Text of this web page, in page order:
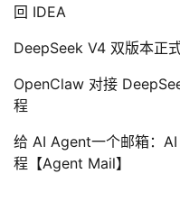
回 IDEA
DeepSeek V4 双版本正
OpenClaw 对接
程
给 AI Agent一个邮箱：
程【Agent Mail】